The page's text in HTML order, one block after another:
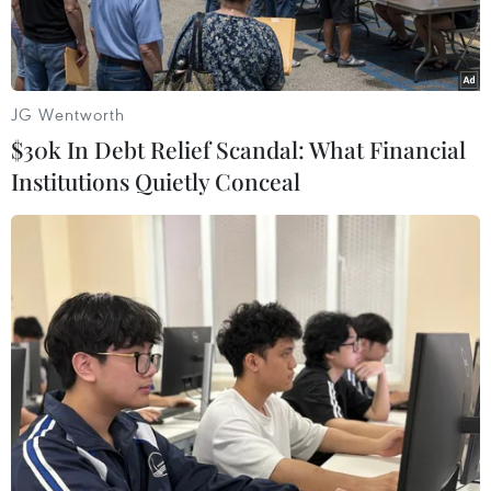
Người dân tại huyện Mộc Châu thu hoạch mận hậu. (Ảnh: Hữu
Quyết/TTXVN)
Phát biểu tại lễ phát động "Cả nước chung tay vì
người nghèo năm 2022” vào tối 17/10 tại Hà Nội,
Thủ tướng Chính phủ Phạm Minh Chính nhấn
JG Wentworth
$30k In Debt Relief Scandal: What Financial
Institutions Quietly Conceal